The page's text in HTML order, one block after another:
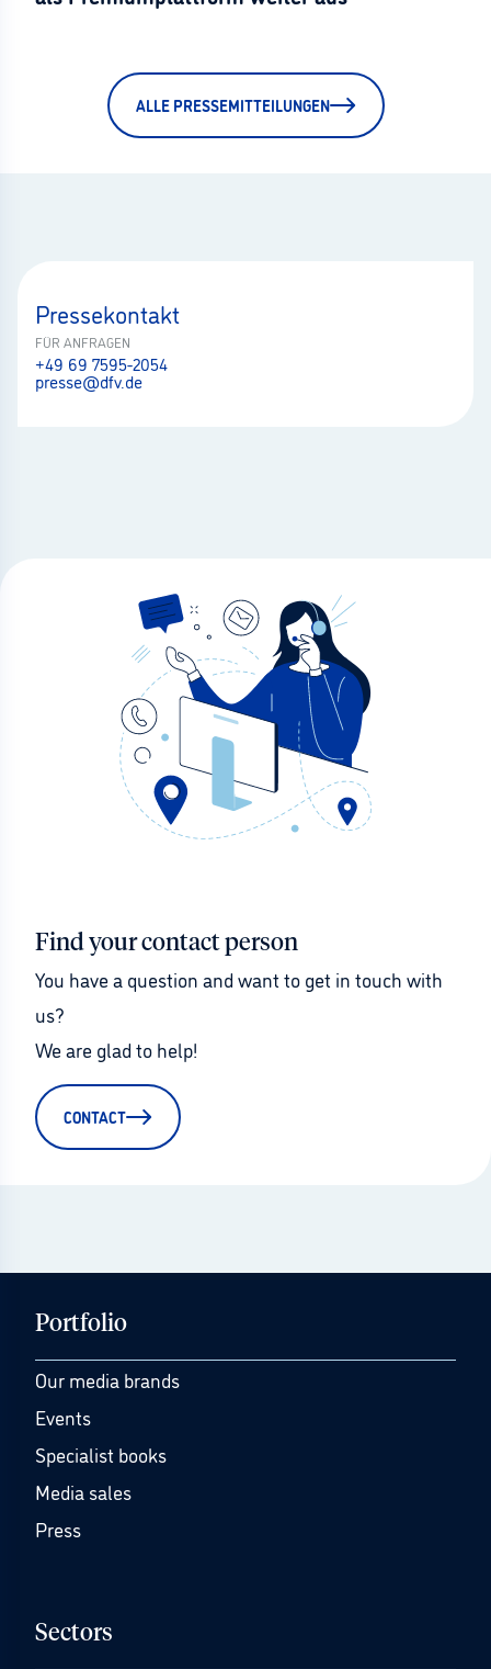
ALLE PRESSEMITTEILUNGEN
Pressekontakt
FÜR ANFRAGEN
+49 69 7595-2054
presse@dfv.de
Find your contact person
You have a question and want to get in touch with
us?
We are glad to help!
CONTACT
Portfolio
Our media brands
Events
Specialist books
Media sales
Press
Sectors